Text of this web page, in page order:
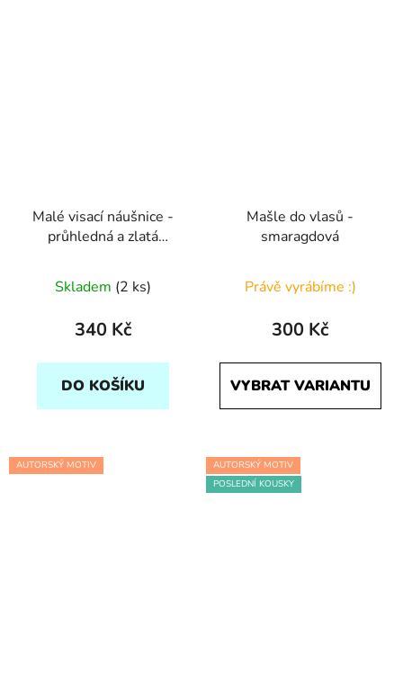
Malé visací náušnice -
průhledná a zlatá
Skladem (2 ks)
340 Kč
DO KOŠÍKU
Mašle do vlasů -
smaragdová
Právě vyrábíme :)
300 Kč
VYBRAT VARIANTU
AUTORSKÝ MOTIV
AUTORSKÝ MOTIV
POSLEDNÍ KOUSKY